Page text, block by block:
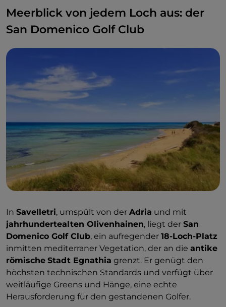
Meerblick von jedem Loch aus: der
San Domenico Golf Club
In Savelletri, umspült von der Adria und mit
jahrhundertealten Olivenhainen, liegt der San
Domenico Golf Club, ein aufregender 18-Loch-Platz
inmitten mediterraner Vegetation, der an die antike
römische Stadt Egnathia grenzt. Er genügt den
höchsten technischen Standards und verfügt über
weitläufige Greens und Hänge, eine echte
Herausforderung für den gestandenen Golfer.